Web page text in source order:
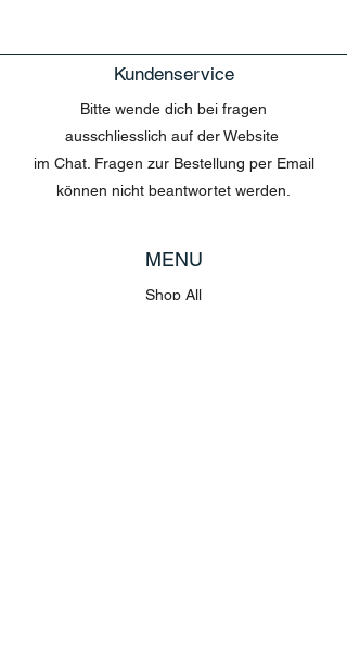
Kundenservice
Bitte wende dich bei fragen
ausschliesslich auf der Website
im Chat. Fragen zur Bestellung per Email
können nicht beantwortet werden.
MENU
Shop All